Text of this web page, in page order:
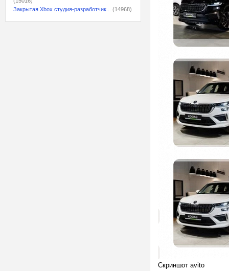
Закрытая Xbox студия-разработчик...
(14968)
Скриншот avito